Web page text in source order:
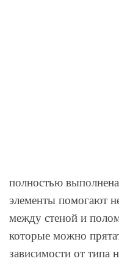
полностью
элементы помогают
между стеной и
которые можно
зависимости от типа